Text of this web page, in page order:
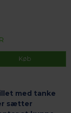
Køb
med tanke
sætter